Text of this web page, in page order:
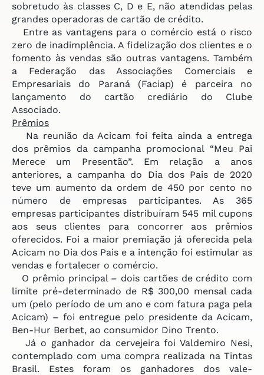
sobretudo às classes C, D e E, não atendidas pelas
grandes operadoras de cartão de crédito.
Entre as vantagens para o comércio está o risco
zero de inadimplência. A fidelização dos clientes e o
fomento às vendas são outras vantagens. Também
a Federação das Associações Comerciais e
Empresariais do Paraná (Faciap) é parceira no
lançamento do cartão crediário do Clube
Associado.
Prêmios
Na reunião da Acicam foi feita ainda a entrega
dos prêmios da campanha promocional “Meu Pai
Merece um Presentão”. Em relação a anos
anteriores, a campanha do Dia dos Pais de 2020
teve um aumento da ordem de 450 por cento no
número de empresas participantes. As 365
empresas participantes distribuíram 545 mil cupons
aos seus clientes para concorrer aos prêmios
oferecidos. Foi a maior premiação já oferecida pela
Acicam no Dia dos Pais e a intenção foi estimular as
vendas e fortalecer o comércio.
O prêmio principal – dois cartões de crédito com
limite pré-determinado de R$ 300,00 mensal cada
um (pelo período de um ano e com fatura paga pela
Acicam) – foi entregue pelo presidente da Acicam,
Ben-Hur Berbet, ao consumidor Dino Trento.
Já o ganhador da cervejeira foi Valdemiro Nesi,
contemplado com uma compra realizada na Tintas
Brasil. Estes foram os ganhadores dos vale-